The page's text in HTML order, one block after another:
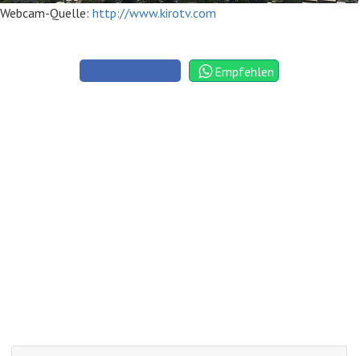
Webcam-Quelle: http://www.kirotv.com
Empfehlen